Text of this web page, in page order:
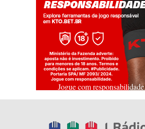
Jogue com